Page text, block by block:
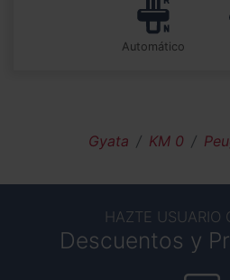
automático
Gyata KM 0
HAZTE USUARIO
Descuentos y